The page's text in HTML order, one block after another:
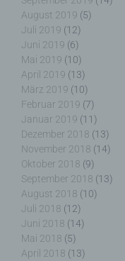
August 2019 (5)
Juli 2019 (12)
Juni 2019 (6)
Mai 2019 (10)
April 2019 (13)
März 2019 (10)
Februar 2019 (7)
Januar 2019 (11)
Dezember 2018 (13)
November 2018 (14)
Oktober 2018 (9)
September 2018 (13)
August 2018 (10)
Juli 2018 (12)
Juni 2018 (14)
Mai 2018 (5)
April 2018 (13)
f)
welche die
Hinzuziehung
mehr einer
zugeordnet
zusätzlichen
werden und
Maßnahmen
die
identifizierten
Person